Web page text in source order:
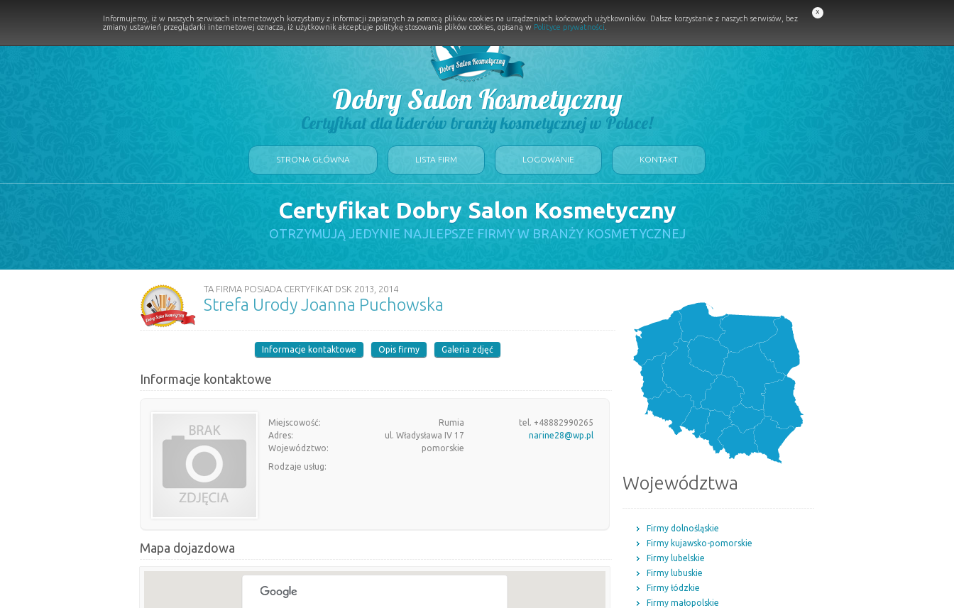
Dobry Salon Kosmetyczny
Certyfikat dla liderów branży kosmetycznej w Polsce!
STRONA GŁÓWNA LISTA FIRM LOGOWANIE KONTAKT
Certyfikat Dobry Salon Kosmetyczny
OTRZYMUJĄ JEDYNIE NAJLEPSZE FIRMY W BRANŻY KOSMETYCZNEJ
TA FIRMA POSIADA CERTYFIKAT DSK 2013, 2014
Strefa Urody Joanna Puchowska
Informacje kontaktowe Opis firmy Galeria zdjęć
Informacje kontaktowe
Miejscowość:
Rumia
Adres:
ul. Władysława IV 17
Województwo:
pomorskie
tel. +48882990265
narine28@wp.pl
Rodzaje usług:
Mapa dojazdowa
Województwa
Firmy dolnośląskie
Firmy kujawsko-pomorskie
Firmy lubelskie
Firmy lubuskie
Firmy łódzkie
Firmy małopolskie
Informujemy, iż w naszych serwisach internetowych korzystamy z informacji zapisanych za pomocą plików cookies na urządzeniach końcowych użytkowników. Dalsze korzystanie z naszych serwisów, bez
zmiany ustawień przeglądarki internetowej oznacza, iż użytkownik akceptuje politykę stosowania plików cookies, opisaną w Polityce prywatności
x